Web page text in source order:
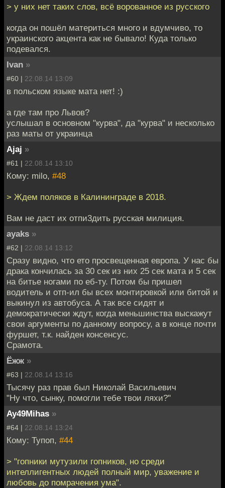
> у них нет таких слов, всё ворованное из русского
когда он пошёл материться много и вдумчиво, то
украинского акцента как не бывало! Куда только
подевался.
Ivan »
#60 | 22.08.14 13:09
в польском языке мата нет! :)
а где там про Львов?
услышал в основном "курва", да "курва" и несколько
раз маты от украинца
Ajaj »
#61 | 22.08.14 13:10
Кому: milo, #48
> Ждем поляков в Калининграде в 2018.
Вам не даст их отпи3дить русская милиция.
ayaks »
#62 | 22.08.14 13:12
Сразу видно, что ето просвещенная европа. У нас бы
драка кончилась за 30 сек из них 25 сек мата и 5 сек
на битье ногами по еб-ту. Потом бы пришел
водитель и отп-ил бы всех монтировкой или битой и
выкинул из автобуса. А так все сидят и
демократически ждут, когда меньшинства выскажут
свои аргументы по данному вопросу, а в конце почти
фуршет, т.к. найден консенсус.
Срамота.
Ёжж »
#63 | 22.08.14 13:16
Тысячу раз прав был Николай Васильевич
"Ну что, сынку, помогли тебе твои ляхи?"
Ay49Mihas »
#64 | 22.08.14 13:24
Кому: Тупоп, #44
> "гопники мутузили гопников, но среди
интеллигентных людей полный мир, уважение и
любовь до помрачения ума".